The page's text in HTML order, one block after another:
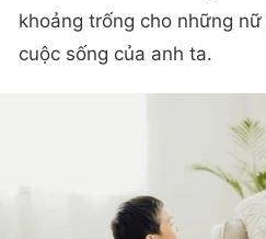
khoảng trống cho những
cuộc sống của anh ta.